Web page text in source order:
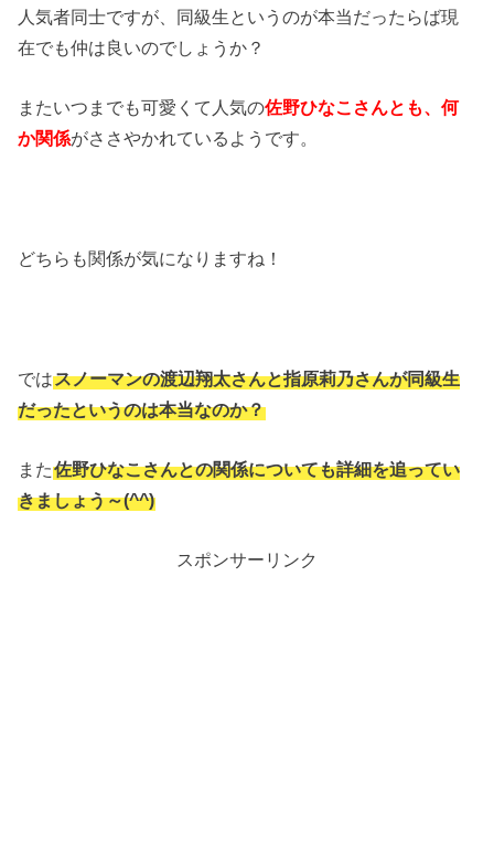
人気者同士ですが、同級生というのが本当だったらば現
在でも仲は良いのでしょうか？
またいつまでも可愛くて人気の佐野ひなこさんとも、何
か関係がささやかれているようです。
どちらも関係が気になりますね！
ではスノーマンの渡辺翔太さんと指原莉乃さんが同級生
だったというのは本当なのか？
また佐野ひなこさんとの関係についても詳細を追ってい
きましょう～(^^)
スポンサーリンク